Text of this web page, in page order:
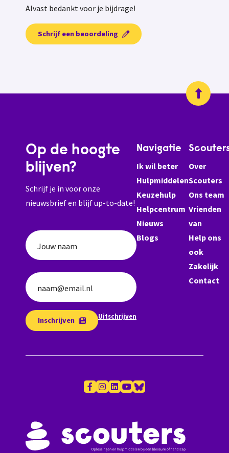
Alvast bedankt voor je bijdrage!
Schrijf een beoordeling
Op de hoogte
blijven?
Schrijf je in voor onze
nieuwsbrief en blijf up-to-date!
Jouw naam
naam@email.nl
Inschrijven Uitschrijven
Navigatie
Ik wil beter
Hulpmiddelen
Keuzehulp
Helpcentrum
Nieuws
Blogs
Over
Scouters
Ons team
Vrienden
van
Help ons
ook
Zakelijk
Contact